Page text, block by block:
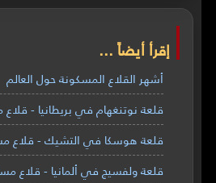
إقرأ أيضاً ...
أشهر القلاع المسكونة حول العالم
قلعة نوتنغهام في بريطانيا - قلاع
قلعة هوسكا في التشيك - قلاع
قلعة ولفسيج في ألمانيا - قلاع